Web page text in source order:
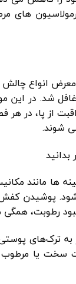
انواع
شد. در این
از پا، در
شوند.
ها مانند
پوشیدن
رطوبت،
ترک‌های
سخت یا